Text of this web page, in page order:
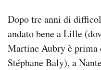
Dopo tre anni di
andato bene a Lille
Martine Aubry è prima
Stéphane Baly), a